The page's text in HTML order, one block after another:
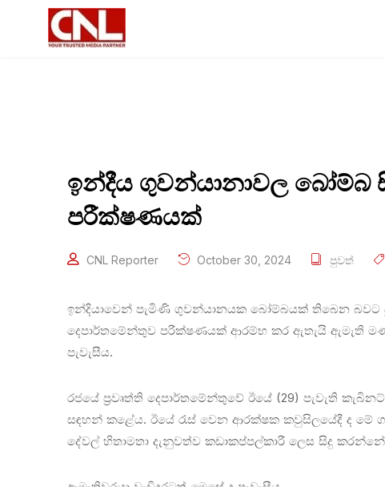
ඉන්දීය ගුවන්යානාවල බෝම්බ
පරීක්ෂණයක්
CNL Reporter October 30, 2024 පුවත්
ඉන්දියාවෙන් පැමිණි ගුවන්යානයක බෝම්බයක් තිබෙන
දෙපාර්තමේන්තුව පරීක්ෂණයක් ආරම්භ කර ඇතැයි ඇමැති
පැවැසීය.
රජයේ ප්‍රවෘත්ති දෙපාර්තමේන්තුවේ ඊයේ (29) පැවැති
සඳහන් කළේය. ඊයේ රැස් වෙන ආරක්ෂක කවුසිලයේදී ද මේ
දේවල් හිතාමතා දැනුවත්ව කඩාකප්පල්කාරී ලෙස සිදු